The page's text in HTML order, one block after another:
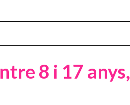
8 i 17 anys,